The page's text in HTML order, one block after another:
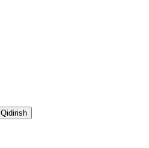
Qidirish